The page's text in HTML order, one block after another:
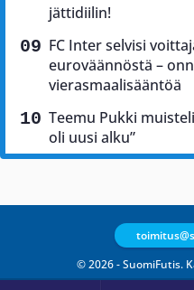
jättidiilin!
FC Inter selvisi
euroväännöstä –
vierasmaalisääntöä
Teemu Pukki
oli uusi alku”
© 2026 - SuomiFutis.